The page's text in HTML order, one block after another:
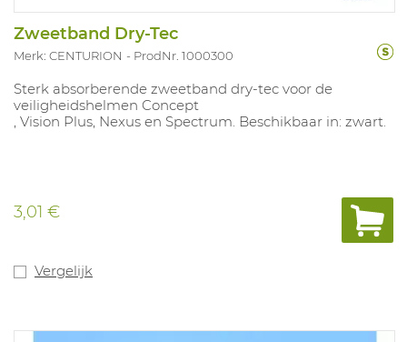
Zweetband Dry-Tec
Merk: CENTURION ProdNr. 1000300
Sterk absorberende zweetband dry-tec voor de
veiligheidshelmen Concept
, Vision Plus, Nexus en Spectrum. Beschikbaar in: zwart.
3,01 €
Vergelijk